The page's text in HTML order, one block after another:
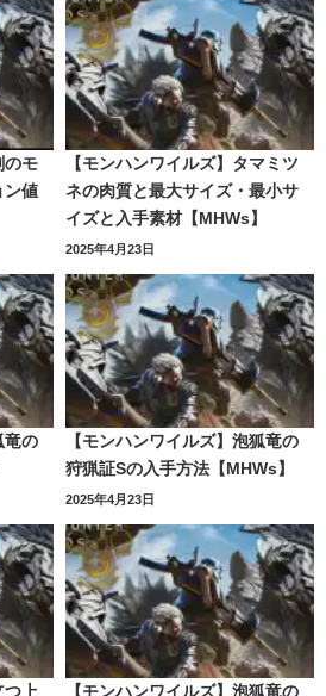
のモ
ン値
【モンハンワイルズ】タマミツ
ネの肉質と最大サイズ・最小サ
イズと入手素材【MHWs】
2025年4月23日
竜の
【モンハンワイルズ】泡狐竜の
狩猟証Sの入手方法【MHWs】
2025年4月23日
つ上 【モンハンワイルズ】泡狐竜の